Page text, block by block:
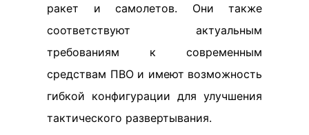
ракет и самолетов. Они также
соответствуют актуальным
требованиям к современным
средствам ПВО и имеют возможность
гибкой конфигурации для улучшения
тактического развертывания.